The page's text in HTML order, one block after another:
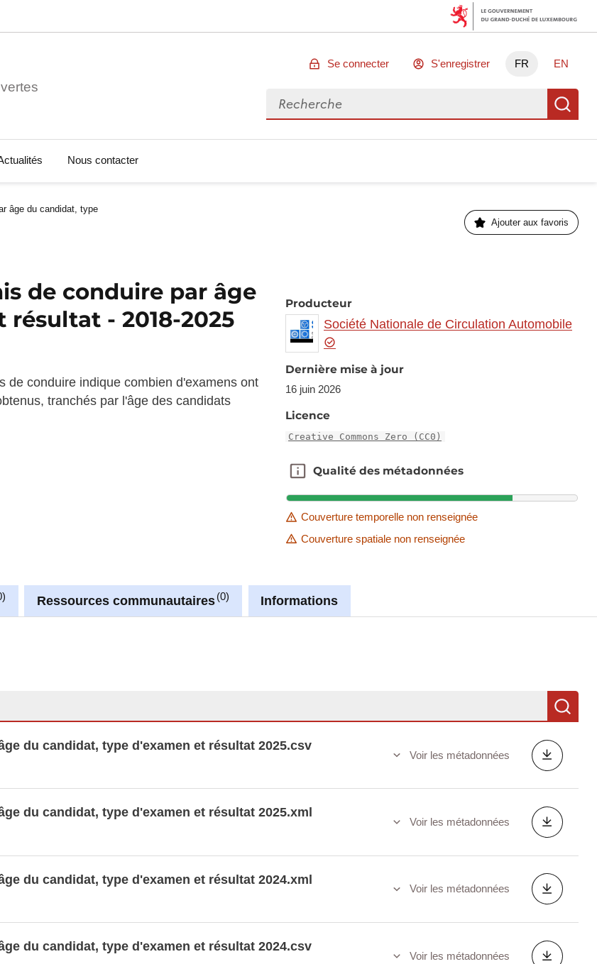
Se connecter S'enregistrer FR EN
Rechercher des données
Nous contacter
âge du candidat, type
Ajouter aux favoris
de conduire par âge
- 2018-2025
de conduire indique combien d'examens ont
tranchés par l'âge des candidats
Producteur
Société Nationale de Circulation Automobile
Dernière mise à jour
16 juin 2026
Licence
Creative Commons Zero (CC0)
Qualité des métadonnées
Qualité des métadonnées
Couverture temporelle non renseignée
Couverture spatiale non renseignée
Ressources communautaires 0 Informations
du candidat, type d'examen et résultat 2025.csv
Voir les métadonnées
du candidat, type d'examen et résultat 2025.xml
Voir les métadonnées
du candidat, type d'examen et résultat 2024.xml
Voir les métadonnées
du candidat, type d'examen et résultat 2024.csv
Voir les métadonnées